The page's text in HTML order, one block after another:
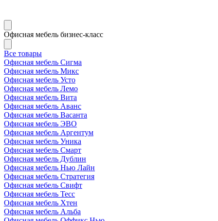
Офисная мебель бизнес-класс
Все товары
Офисная мебель Сигма
Офисная мебель Микс
Офисная мебель Усто
Офисная мебель Лемо
Офисная мебель Вита
Офисная мебель Аванс
Офисная мебель Васанта
Офисная мебель ЭВО
Офисная мебель Аргентум
Офисная мебель Уника
Офисная мебель Смарт
Офисная мебель Дублин
Офисная мебель Нью Лайн
Офисная мебель Стратегия
Офисная мебель Свифт
Офисная мебель Тесс
Офисная мебель Хтен
Офисная мебель Альба